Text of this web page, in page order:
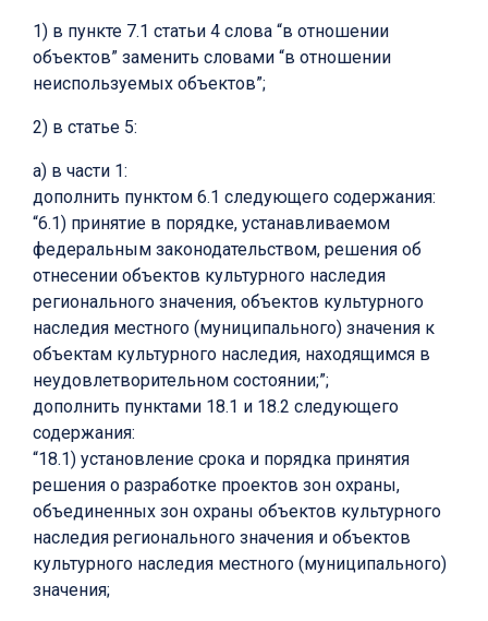
1) в пункте 7.1 статьи 4 слова “в отношении
объектов” заменить словами “в отношении
неиспользуемых объектов”;
2) в статье 5:
а) в части 1:
дополнить пунктом 6.1 следующего содержания:
“6.1) принятие в порядке, устанавливаемом
федеральным законодательством, решения об
отнесении объектов культурного наследия
регионального значения, объектов культурного
наследия местного (муниципального) значения к
объектам культурного наследия, находящимся в
неудовлетворительном состоянии;”;
дополнить пунктами 18.1 и 18.2 следующего
содержания:
“18.1) установление срока и порядка принятия
решения о разработке проектов зон охраны,
объединенных зон охраны объектов культурного
наследия регионального значения и объектов
культурного наследия местного (муниципального)
значения;